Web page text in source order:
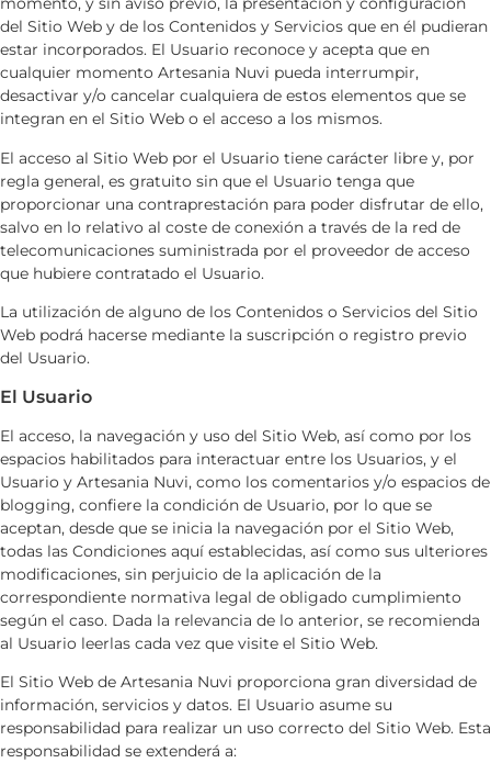
del Sitio Web y de los Contenidos y Servicios que en él pudieran
estar incorporados. El Usuario reconoce y acepta que en
cualquier momento Artesania Nuvi pueda interrumpir,
desactivar y/o cancelar cualquiera de estos elementos que se
integran en el Sitio Web o el acceso a los mismos.
El acceso al Sitio Web por el Usuario tiene carácter libre y, por
regla general, es gratuito sin que el Usuario tenga que
proporcionar una contraprestación para poder disfrutar de ello,
salvo en lo relativo al coste de conexión a través de la red de
telecomunicaciones suministrada por el proveedor de acceso
que hubiere contratado el Usuario.
La utilización de alguno de los Contenidos o Servicios del Sitio
Web podrá hacerse mediante la suscripción o registro previo
del Usuario.
El Usuario
El acceso, la navegación y uso del Sitio Web, así como por los
espacios habilitados para interactuar entre los Usuarios, y el
Usuario y Artesania Nuvi, como los comentarios y/o espacios de
blogging, confiere la condición de Usuario, por lo que se
aceptan, desde que se inicia la navegación por el Sitio Web,
todas las Condiciones aquí establecidas, así como sus ulteriores
modificaciones, sin perjuicio de la aplicación de la
correspondiente normativa legal de obligado cumplimiento
según el caso. Dada la relevancia de lo anterior, se recomienda
al Usuario leerlas cada vez que visite el Sitio Web.
El Sitio Web de Artesania Nuvi proporciona gran diversidad de
información, servicios y datos. El Usuario asume su
responsabilidad para realizar un uso correcto del Sitio Web. Esta
responsabilidad se extenderá a: